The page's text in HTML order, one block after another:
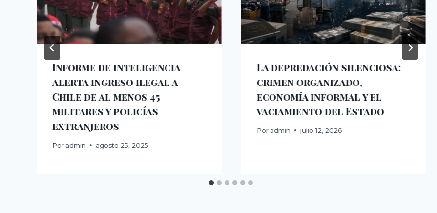
Informe de inteligencia
alerta ingreso ilegal a
Chile de al menos 45
militares y policías
extranjeros
Poradmin agosto 25, 2025
La depredación silenciosa:
crimen organizado,
economía informal y el
vaciamiento del Estado
Por admin julio 12, 2026